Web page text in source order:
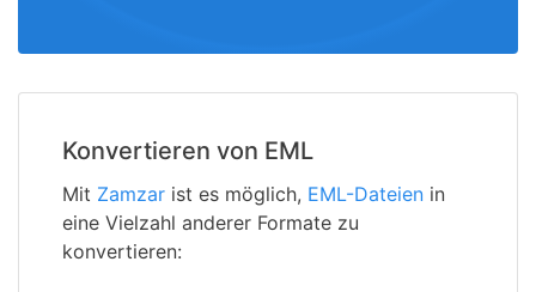
Konvertieren von EML
Mit Zamzar ist es möglich, EML-Dateien in
eine Vielzahl anderer Formate zu
konvertieren: